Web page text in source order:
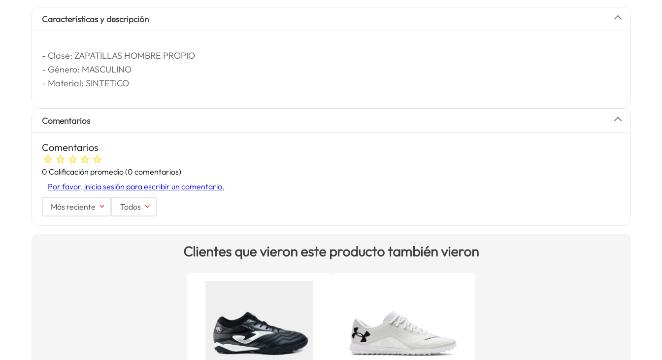
Características y descripción
- Clase: ZAPATILLAS HOMBRE PROPIO
- Género: MASCULINO
- Material: SINTETICO
Comentarios
Comentarios
☆☆☆☆☆
0 Calificación promedio(0 comentarios)
Por favor, inicia sesión para escribir un comentario.
Más reciente Todos
Clientes que vieron este producto también vieron